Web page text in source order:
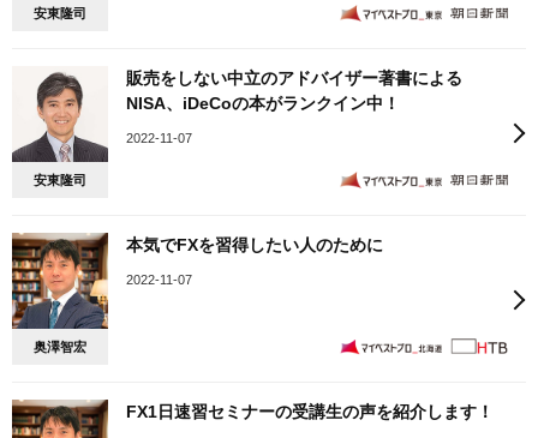
安東隆司
安東隆司
販売をしない中立のアドバイザー著書による
NISA、iDeCoの本がランクイン中！
2022-11-07
奥澤智宏
本気でFXを習得したい人のために
2022-11-07
FX1日速習セミナーの受講生の声を紹介します！